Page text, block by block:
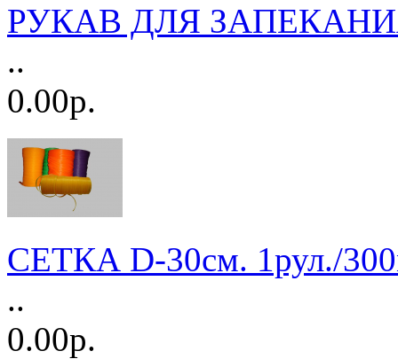
РУКАВ ДЛЯ ЗАПЕКАНИЯ
..
0.00р.
СЕТКА D-30см. 1рул./
..
0.00р.